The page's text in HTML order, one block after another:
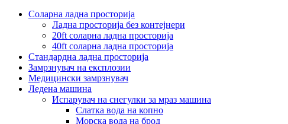
Соларна ладна просторија
Ладна просторија без контејнери
20ft соларна ладна просторија
40ft соларна ладна просторија
Стандардна ладна просторија
Замрзнувач на експлозии
Медицински замрзнувач
Ледена машина
Испарувач на снегулки за мраз машина
Слатка вода на копно
Морска вода на брод